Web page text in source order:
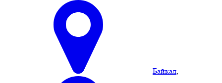
Байкал,